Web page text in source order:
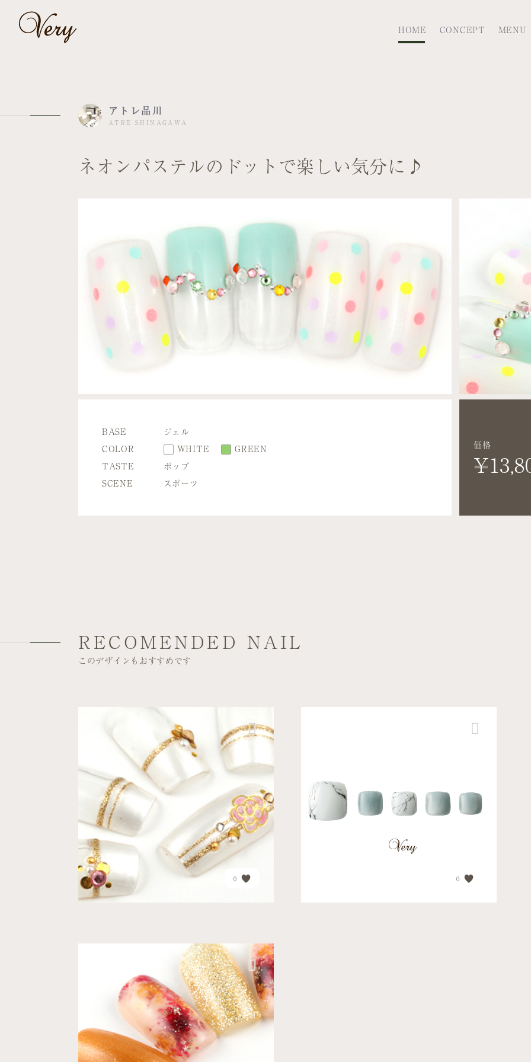
HOME CONCEPT MENU
アトレ品川
ATRE SHINAGAWA
ネオンパステルのドットで楽しい気分に♪
BASE
ジェル
COLOR
WHITE
GREEN
TASTE
ポップ
SCENE
スポーツ
価格
RECOMENDED NAIL
このデザインもおすすめです
0
柏高島屋ステーション
モール店
細いゴールドラインにカメ...
PRICE ¥16,370
0
【ニュアンスネイル】 ご...
PRICE ¥18,590
ナチュラル
ちょっと大人なコッパーゴ...
PRICE ¥13,770